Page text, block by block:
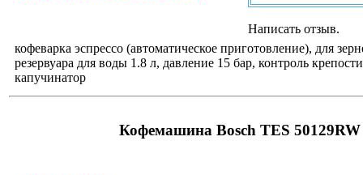
Написать отзыв.
кофеварка эспрессо (автоматическое приготовление), для
резервуара для воды 1.8 л, давление 15 бар, контроль
капучинатор
Кофемашина Bosch TES 50129RW